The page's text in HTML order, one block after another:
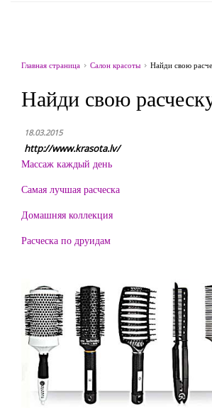
Главная страница Салон красоты Найди свою
Найди свою
18.03.2015
http://www.krasota.lv/
Массаж каждый день
Самая лучшая расческа
Домашняя коллекция
Расческа по друидам